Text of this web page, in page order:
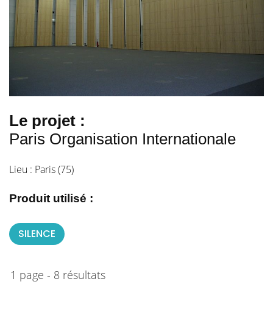
Le projet :
Paris Organisation Internationale
Lieu : Paris (75)
Produit utilisé :
SILENCE
1 page - 8 résultats